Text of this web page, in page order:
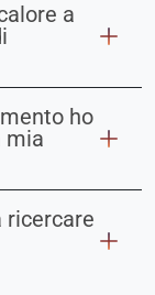
a
ho
mia
ricercare